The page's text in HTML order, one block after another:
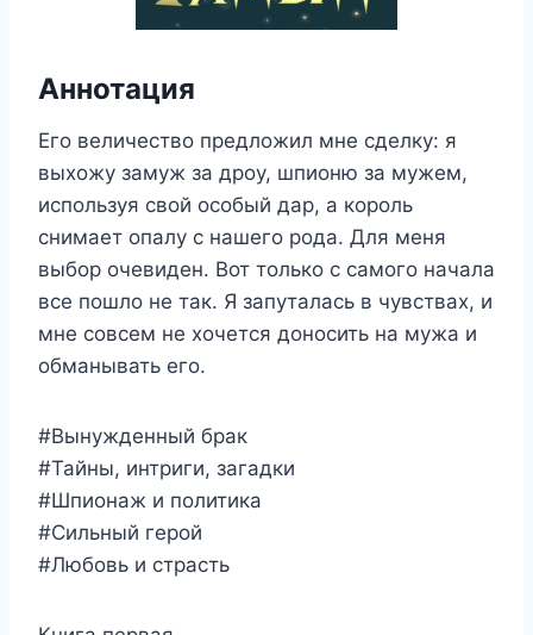
Аннотация
Его величество предложил мне сделку: я
выхожу замуж за дроу, шпионю за мужем,
используя свой особый дар, а король
снимает опалу с нашего рода. Для меня
выбор очевиден. Вот только с самого начала
все пошло не так. Я запуталась в чувствах, и
мне совсем не хочется доносить на мужа и
обманывать его.
#Вынужденный брак
#Тайны, интриги, загадки
#Шпионаж и политика
#Сильный герой
#Любовь и страсть